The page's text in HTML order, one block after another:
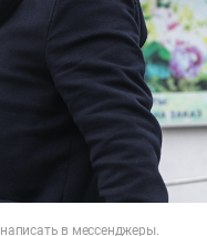
в мессенджеры.